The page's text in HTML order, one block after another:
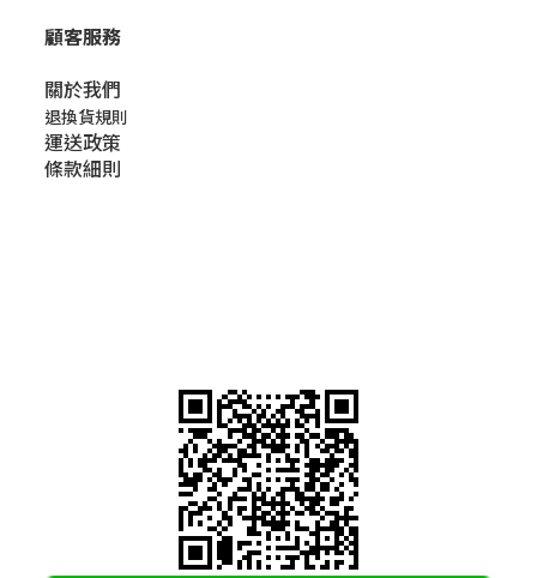
顧客服務
關於我們​
退換貨規則
運送政策
條款細則